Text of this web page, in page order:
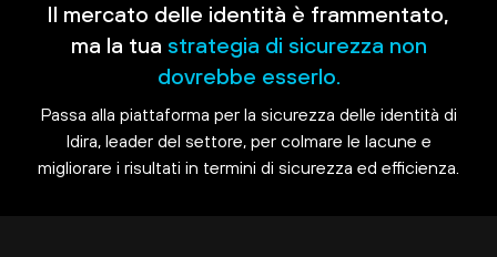
Il mercato delle identità è frammentato,
ma la tua strategia di sicurezza non
dovrebbe esserlo.
Passa alla piattaforma per la sicurezza delle identità di
Idira, leader del settore, per colmare le lacune e
migliorare i risultati in termini di sicurezza ed efficienza.